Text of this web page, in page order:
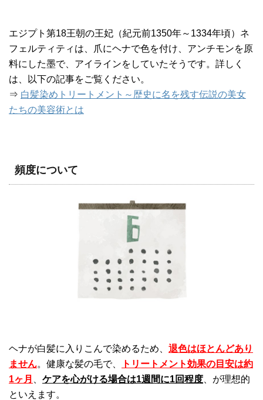
エジプト第18王朝の王妃（紀元前1350年～1334年頃）ネ
フェルティティは、爪にヘナで色を付け、アンチモンを原
料にした墨で、アイラインをしていたそうです。詳しく
は、以下の記事をご覧ください。
⇒ 白髪染めトリートメント～歴史に名を残す伝説の美女
たちの美容術とは
頻度について
ヘナが白髪に入りこんで染めるため、 退色はほとんどあり
ません。健康な髪の毛で、
トリートメント効果の目安は約
1ヶ月
ケアを心がける場合は1週間に1回程度 、が理想的
といえます。